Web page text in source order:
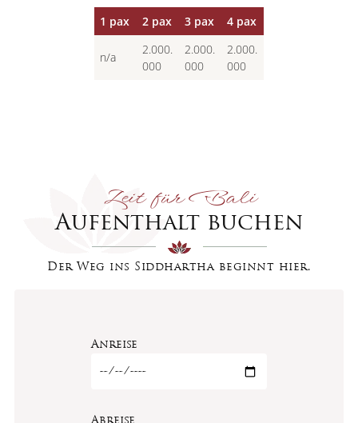
1 pax 2 pax 3 pax 4 pax
n/a
2.000.
000
2.000.
000
2.000.
000
Zeit für Bali
Aufenthalt buchen
Der Weg ins Siddhartha beginnt hier.
Anreise